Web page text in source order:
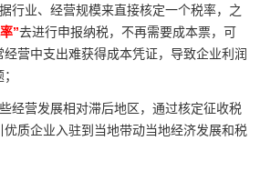
行业、经营规模来直接核定一个税率，之
”去进行申报纳税，不再需要成本票，可
营中支出难获得成本凭证，导致企业利润
经营发展相对滞后地区，通过核定征收税
质企业入驻到当地带动当地经济发展和税